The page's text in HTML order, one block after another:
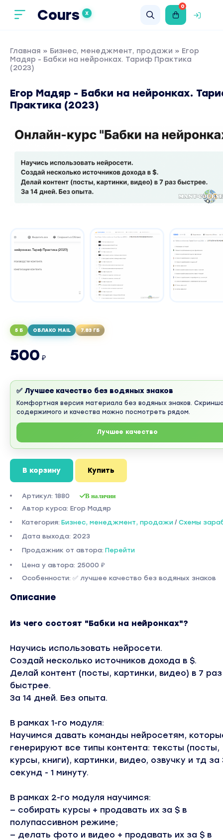
Cours X
0
Главная » Бизнес, менеджмент, продажи » Егор
Мадяр - Бабки на нейронках. Тариф Практика
(2023)
Егор Мадяр - Бабки на нейронках.
Практика (2023)
5 Б ОБЛАКО MAIL 7.83 ГБ
500 ₽
✅ Лучшее качество без водяных знаков
Комфортная версия материала без водяных знаков.
содержимого и качества можно посмотреть рядом.
Лучшее качество
В корзину Купить
Артикул: 1880 В наличии
Автор курса: Егор Мадяр
Категория: Бизнес, менеджмент, продажи / Схемы
Дата выхода: 2023
Продажник от автора: Перейти
Цена у автора: 25000 ₽
Особенности: ✅ лучшее качество без водяных знаков
Описание
Из чего состоят "Бабки на нейронках"?
Научись использовать нейросети.
Создай несколько источников дохода в $.
Делай контент (посты, картинки, видео) в 7 раз
быстрее.
За 14 дней. Без опыта.
В рамках 1-го модуля:
Научимся давать команды нейросетям,
генерируют все типы контента: тексты (посты,
курсы, книги), картинки, видео, озвучку и тд за
секунд - 1 минуту.
В рамках 2-го модуля научимся:
— собирать курсы + продавать их за $ в
полупассивном режиме;
— делать фото и видео + продавать их за $ в